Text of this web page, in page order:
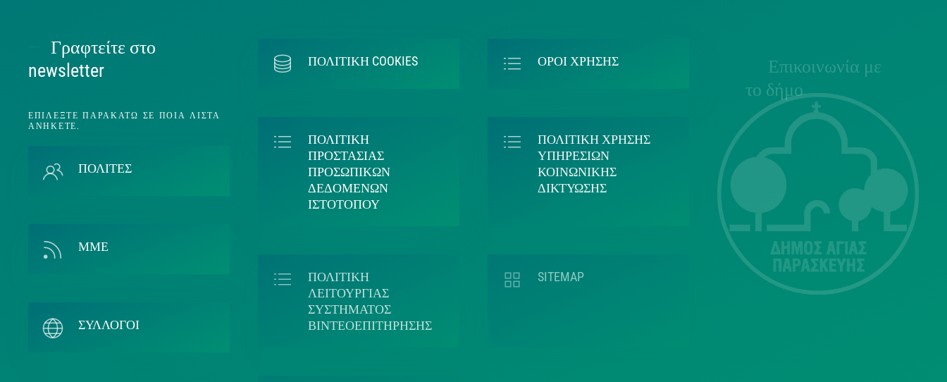
Γραφτείτε στο
newsletter
ΕΠΙΛΈΞΤΕ ΠΑΡΑΚΆΤΩ ΣΕ ΠΟΙΑ ΛΊΣΤΑ
ΑΝΉΚΕΤΕ.
ΠΟΛΙΤΕΣ
ΜΜΕ
ΣΥΛΛΟΓΟΙ
ΠΟΛΙΤΙΚΗ COOKIES ΟΡΟΙ ΧΡΗΣΗΣ
ΠΟΛΙΤΙΚΗ
ΠΡΟΣΤΑΣΙΑΣ
ΠΡΟΣΩΠΙΚΩΝ
ΔΕΔΟΜΕΝΩΝ
ΙΣΤΟΤΟΠΟΥ
ΠΟΛΙΤΙΚΗ ΧΡΗΣΗΣ
ΥΠΗΡΕΣΙΩΝ
ΚΟΙΝΩΝΙΚΗΣ
ΔΙΚΤΥΩΣΗΣ
ΠΟΛΙΤΙΚΗ
ΛΕΙΤΟΥΡΓΙΑΣ
ΣΥΣΤΗΜΑΤΟΣ
ΒΙΝΤΕΟΕΠΙΤΗΡΗΣΗΣ
SITEMAP
Επικοινωνία με
το δήμο
415-417
Τ.Κ.15343
Αγία Παρασκευή
213 2004500